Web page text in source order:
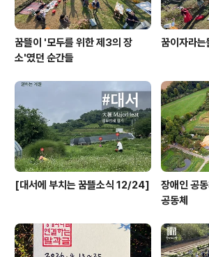
꿈뜰이 '모두를 위한 제3의 장
소'였던 순간들
꿈이자라
[대서에 부치는 꿈뜰소식 12/24]
장애인 공
공동체